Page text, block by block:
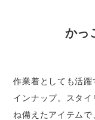
防寒着
シューズランキング
ミズノ安全靴ランキ
寅壱
鉄鋼・機械作業服
農作業服
かっ
作業着としても活
インナップ。スタ
ね備えたアイテム